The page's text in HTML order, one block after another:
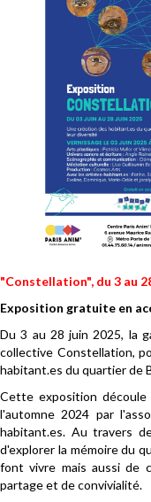
"Constellation", du 3 au
Exposition gratuite en
Du 3 au 28 juin 2025, la
collective Constellation,
habitant.es du quartier de
Cette exposition
l'automne 2024 par
habitant.es. Au travers
d'explorer la mémoire du
font vivre mais aussi de
partage et de convivialité.